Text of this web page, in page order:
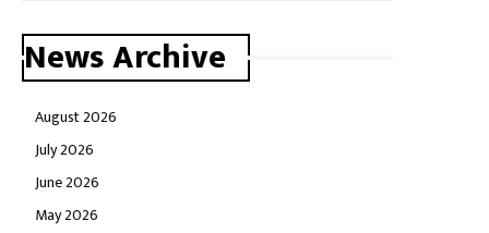
News Archive
August 2026
July 2026
June 2026
May 2026